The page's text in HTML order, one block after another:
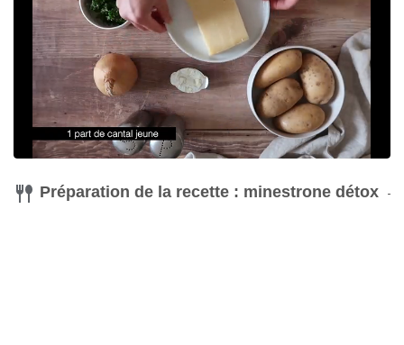
Préparation de la recette : minestrone détox